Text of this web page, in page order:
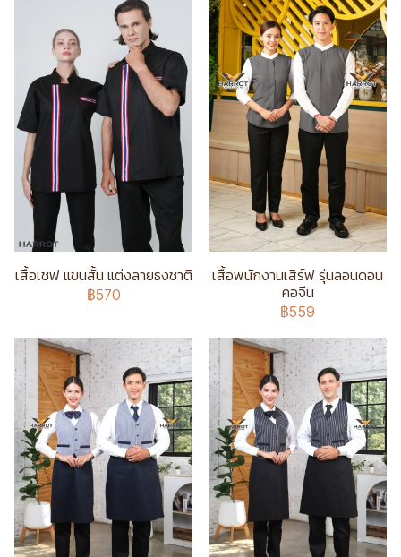
เสื้อเชฟ แขนสั้น แต่งลายธงชาติ
฿570
เสื้อพนักงานเสิร์ฟ รุ่นลอนดอน
คอจีน
฿559